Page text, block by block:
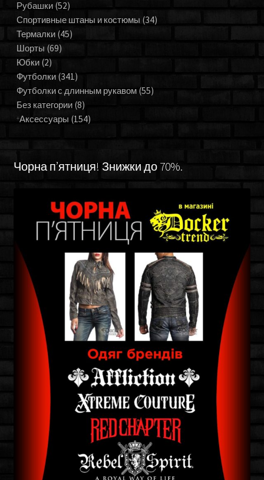
Рубашки (52)
Спортивные штаны и костюмы (34)
Термалки (45)
Шорты (69)
Юбки (2)
Футболки (341)
Футболки с длинным рукавом (55)
Без категории (8)
Аксессуары (154)
Чорна п’ятниця! Знижки до 70%.